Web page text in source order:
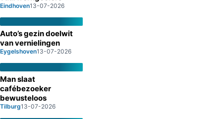
Eindhoven13-07-2026
Auto’s gezin doelwit
van vernielingen
Eygelshoven13-07-2026
Man slaat
cafébezoeker
bewusteloos
Tilburg13-07-2026